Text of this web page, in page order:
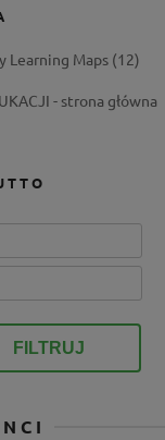
Learning Maps (12)
- strona główna
FILTRUJ